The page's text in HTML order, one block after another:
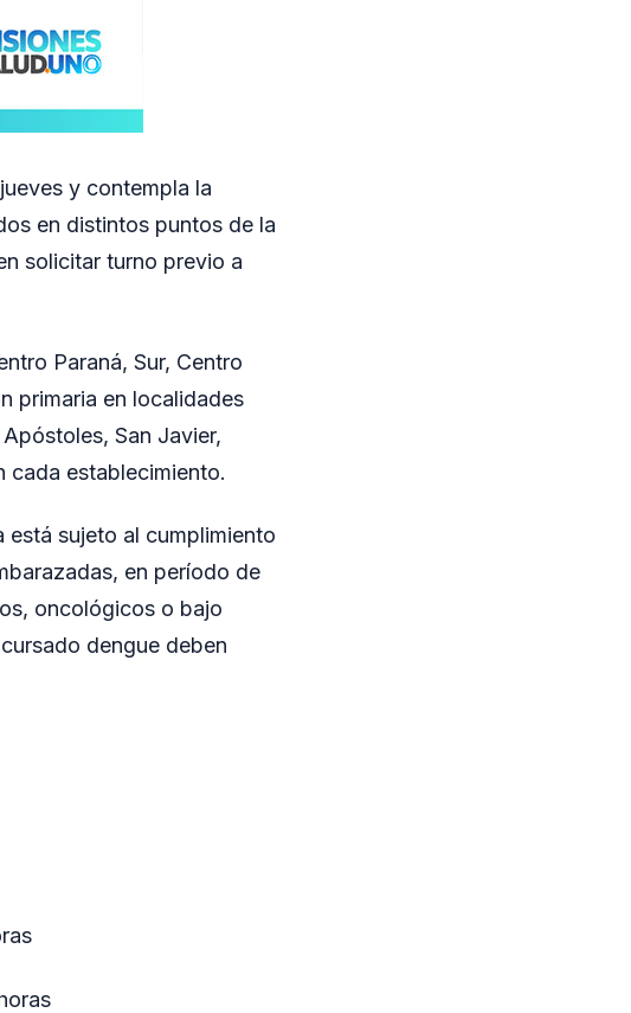
y contempla la
en distintos puntos de la
solicitar turno previo a
Paraná, Sur, Centro
primaria en localidades
San Javier,
cada establecimiento.
está sujeto al cumplimiento
en período de
oncológicos o bajo
dengue deben